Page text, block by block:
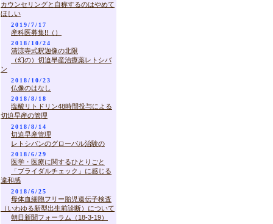
カウンセリングと自称するのはやめて
ほしい
2019/7/17
産科医募集!!（）
2018/10/24
清涼寺式釈迦像の北限
（幻の）切迫早産治療薬レトシバ
ン
2018/10/23
仏像のはなし
2018/8/18
塩酸リトドリン48時間投与による
切迫早産の管理
2018/8/14
切迫早産管理
レトシバンのグローバル治験の
2018/6/29
医学・医療に関するひとりごと
「ブライダルチェック」に感じる
違和感
2018/6/25
母体血細胞フリー胎児遺伝子検査
（いわゆる新型出生前診断）について
朝日新聞フォーラム（18-3-19）